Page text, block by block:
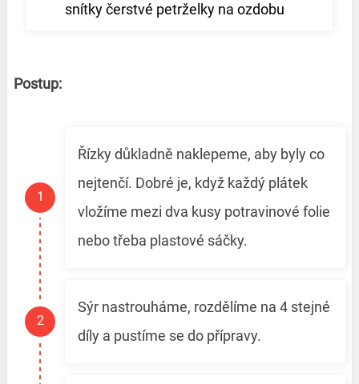
snítky čerstvé petrželky na ozdobu
Postup:
Řízky důkladně naklepeme, aby byly co
nejtenčí. Dobré je, když každý plátek
vložíme mezi dva kusy potravinové folie
nebo třeba plastové sáčky.
Sýr nastrouháme, rozdělíme na 4 stejné
díly a pustíme se do přípravy.